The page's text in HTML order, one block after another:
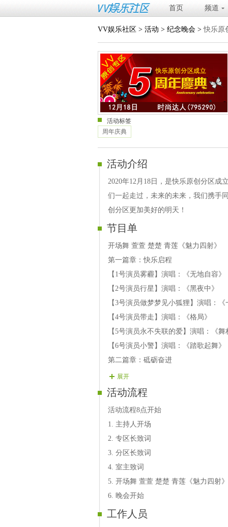
首页 频道
VV娱乐社区 > 活动 > 纪念晚会 >快乐原
活动标签
周年庆典
活动介绍
2020年12月18日，是快乐原创分区成
们一起走过，未来的未来，我们携手
创分区更加美好的明天！
节目单
开场舞 萱萱 楚楚 青莲《魅力四射》
第一篇章：快乐启程
【1号演员雾霾】演唱：《无地自容》
【2号演员行星】演唱：《黑夜中》
【3号演员做梦梦见小狐狸】演唱：《
【4号演员带走】演唱：《格局》
【5号演员永不失联的爱】演唱：《舞
【6号演员小警】演唱：《踏歌起舞》
第二篇章：砥砺奋进
【7号演员诵歌】演唱：《爱在天地间
【8号演员调】演唱：《吉祥如意》
【16号演员橘子】演唱：《今夜》
展开
活动流程
活动流程8点开始
1. 主持人开场
2. 专区长致词
3. 分区长致词
4. 室主致词
5. 开场舞 萱萱 楚楚 青莲《魅力四射》
6. 晚会开始
工作人员